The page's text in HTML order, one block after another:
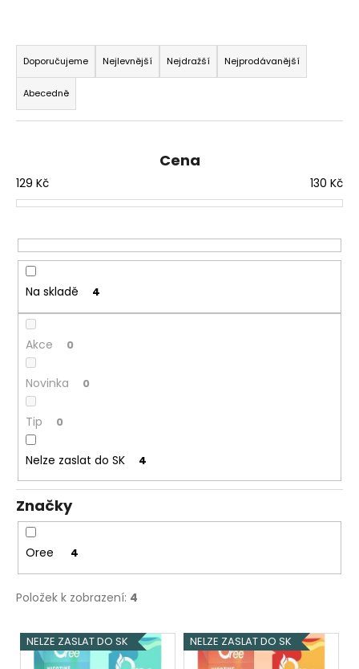
Ř
a
z
e
n
r
o
u
k
ů
Doporučujeme Nejlevnější Nejdražší Nejprodávanější
Abecedně
Cena
129 Kč 130 Kč
Na skladě 4
Akce 0
Novinka 0
Tip 0
Nelze zaslat do SK 4
Značky
Oree 4
Položek k zobrazení: 4
V
ý
NELZE ZASLAT DO SK NELZE ZASLAT DO SK
e
DEKANG
MENTOL
10ML
Původně:
195
Kč